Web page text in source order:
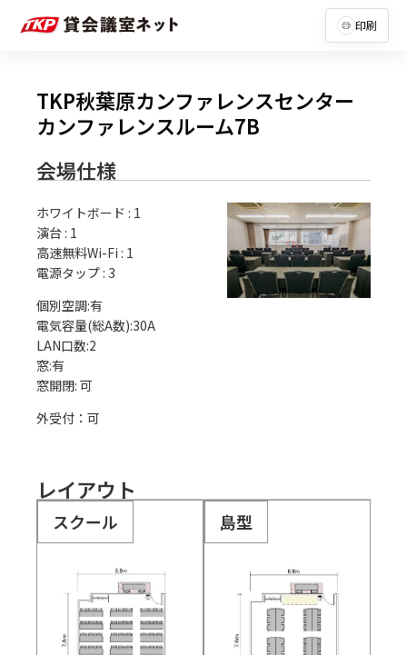
印刷
TKP秋葉原カンファレンスセンター
カンファレンスルーム7B
会場仕様
ホワイトボード : 1
演台 : 1
高速無料Wi-Fi : 1
電源タップ : 3
個別空調:有
電気容量(総A数):30A
LAN口数:2
窓:有
外受付：可
レイアウト
スクール 島型